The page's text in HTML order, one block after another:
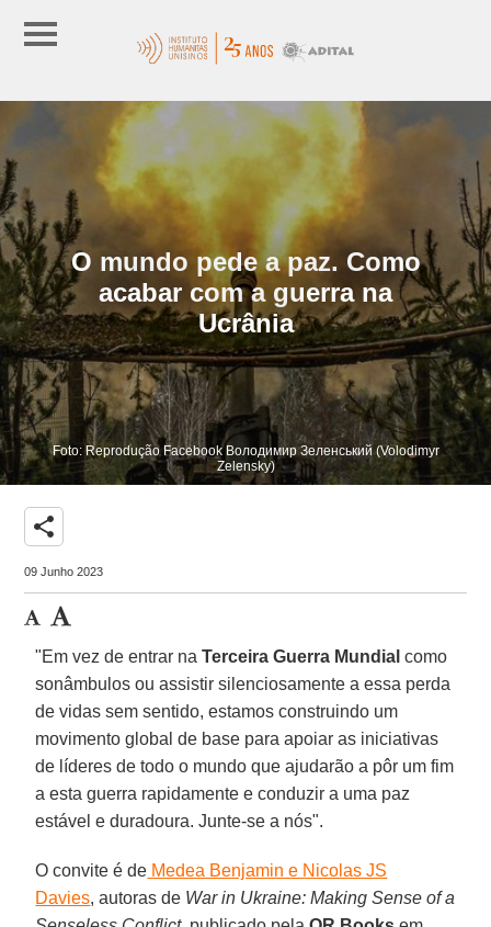
O mundo pede a paz. Como
acabar com a guerra na
Ucrânia
Foto: Reprodução Facebook Володимир Зеленський (Volodimyr
Zelensky)
share
09 Junho 2023
"Em vez de entrar naTerceira Guerra Mundial como
sonâmbulos ou assistir silenciosamente a essa perda
de vidas sem sentido, estamos construindo um
movimento global de base para apoiar as iniciativas
de líderes de todo o mundo que ajudarão a pôr um fim
a esta guerra rapidamente e conduzir a uma paz
estável e duradoura. Junte-se a nós".
O convite é de Medea Benjamin e Nicolas JS
Davies, autoras de War in Ukraine: Making Sense of a